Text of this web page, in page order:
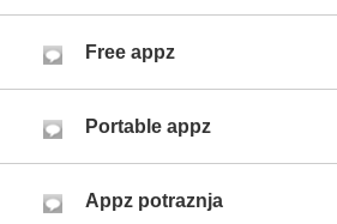
Free appz
Portable appz
Appz potraznja